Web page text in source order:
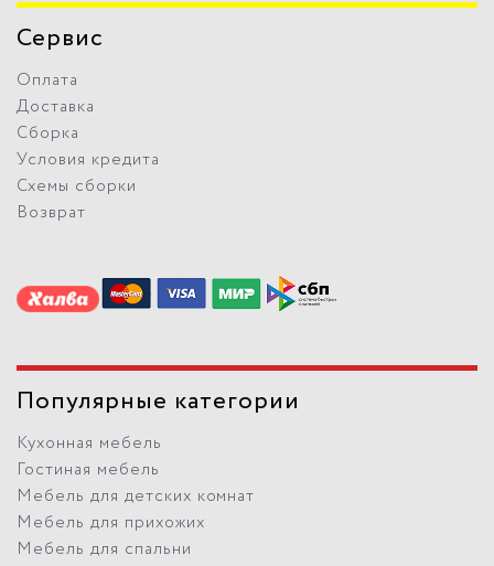
Сервис
Оплата
Доставка
Сборка
Условия кредита
Схемы сборки
Возврат
Популярные категории
Кухонная мебель
Гостиная мебель
Мебель для детских комнат
Мебель для прихожих
Мебель для спальни